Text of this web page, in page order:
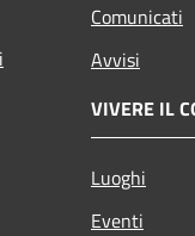
Comunicati
Avvisi
VIVERE IL
Luoghi
Eventi